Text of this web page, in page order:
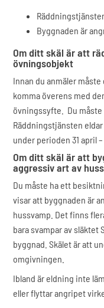
Byggnaden är
Om ditt skäl är att
övningsobjekt
Innan du anmäler
komma överens med
övningssyfte. Du
Räddningstjänsten
under perioden 31 april
Om ditt skäl är att
aggressiv art av
Du måste ha ett
visar att byggnaden är
hussvamp. Det finns
bara svampar av släktet
byggnad. Skälet är att
omgivningen.
Ibland är eldning inte
eller flyttar angripet